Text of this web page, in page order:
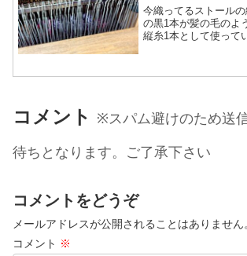
今織ってるストール
の黒1本が髪の毛のよ
縦糸1本として使って
ます。それ自体は細
コメント ※スパム避けのため送
待ちとなります。ご了承下さい
コメントをどうぞ
メールアドレスが公開されることはありません
コメント ※